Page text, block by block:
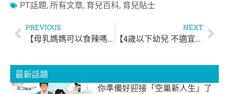
PT話題, 所有文章, 育兒百科, 育兒貼士
PREVIOUS
【母乳媽媽可以食辣嗎？】
NEXT
【4歲以下幼兒 不適宜食朱古力】
最新話題
你準備好迎接「空巢新人生」了